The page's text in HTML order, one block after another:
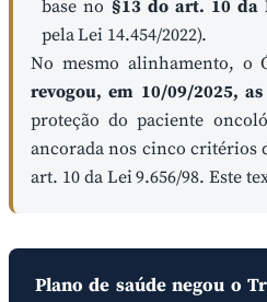
base no§13 do art. 10 da
pela Lei 14.454/2022).
No mesmo alinhamento, o
revogou, em 10/09/2025,
proteção do paciente
ancorada nos cinco critérios
art. 10 da Lei 9.656/98. Este
Plano de saúde negou o